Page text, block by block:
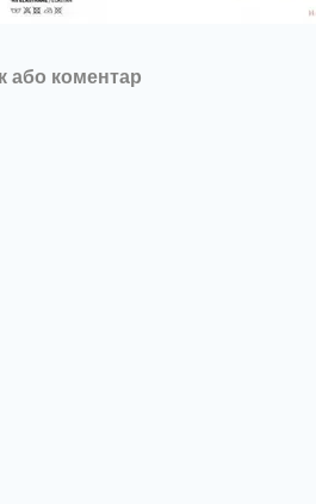
або коментар